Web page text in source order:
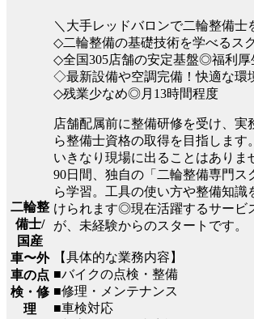
二輪整
備士/
国産
車〜外
車の点
検・修
理
＼大手レッドバロンで二輪整備士
◇二輪整備の基礎技術を学べるス
◇全国305店舗の安定基盤◎福利厚
◇最新設備や空調完備！快適な環
◇残業少なめ◎月13時間程度
店舗配属前に整備研修を受け、実
ら整備士資格の取得を目指します
いきなり現場に出ることはありま
90日間、独自の「二輪整備専門ス
ら学習。工具の使い方や整備知識
けられます◎現在活躍するサービ
が、未経験からのスタートです。
【具体的な業務内容】
■バイクの点検・整備
■修理・メンテナンス
■車検対応